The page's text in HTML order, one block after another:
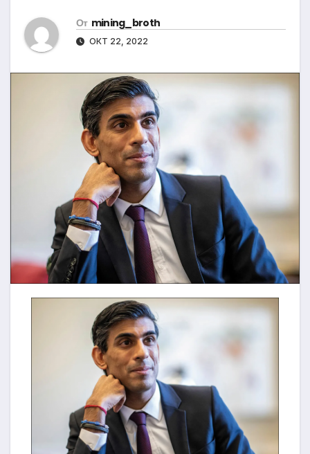
От mining_broth
ОКТ 22, 2022